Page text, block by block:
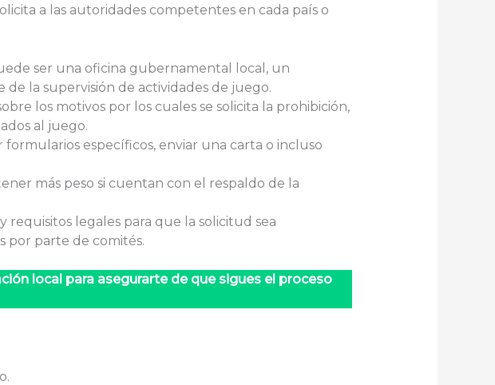
a las autoridades competentes en cada país o
ser una oficina gubernamental local, un
la supervisión de actividades de juego.
los motivos por los cuales se solicita la prohibición,
al juego.
específicos, enviar una carta o incluso
más peso si cuentan con el respaldo de la
requisitos legales para que la solicitud sea
por parte de comités.
local para asegurarte de que sigues el proceso